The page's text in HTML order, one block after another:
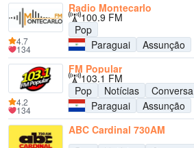
Radio Montecarlo
100.9 FM
Pop
Paraguai
Assunção
4.7
134
FM Popular
103.1 FM
Pop
Notícias Conversa
Paraguai
Assunção
4.2
134
ABC Cardinal 730AM